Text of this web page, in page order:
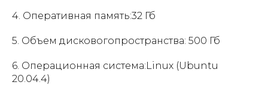
4. Оперативная память:32 Гб
5. Объем дисковогопространства: 500 Гб
6. Операционная система:Linux (Ubuntu
20.04.4)